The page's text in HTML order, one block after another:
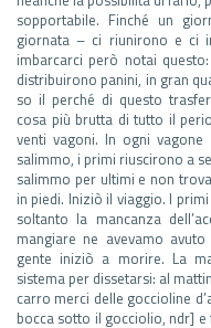
sopportabile. Finché un
giornata – ci riunirono e ci
imbarcarci però notai
distribuirono panini, in gran
so il perché di questo
cosa più brutta di tutto il
venti vagoni. In ogni
salimmo, i primi riuscirono a
salimmo per ultimi e non
in piedi. Iniziò il viaggio. I
soltanto la mancanza
mangiare ne avevamo
gente iniziò a morire. La
sistema per dissetarsi: al
carro merci delle goccioline
bocca sotto il gocciolio, ndr]